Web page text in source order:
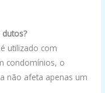
utilizado com
condomínios, o
não afeta apenas um